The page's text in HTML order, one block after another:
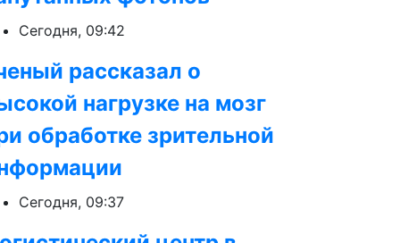
Сегодня, 09:42
рассказал о
нагрузке на мозг
обработке зрительной
Сегодня, 09:37